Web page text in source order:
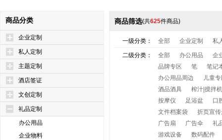
商品分类
企业定制
私人定制
主题定制
酒店签证
文创定制
礼品定制
办公用品
企业物料
商品筛选(共625件商品)
一级分类： 全部 企业定制 私
二级分类： 全部 办公用品
企
品牌专区
笔
笔记
办公用品周边
儿童
酒品酒具
榨汁|搅拌机
按摩仪
足浴盆
口
文件档案袋
折页宣
广告扇
广告伞
礼
游戏设备
数码配件